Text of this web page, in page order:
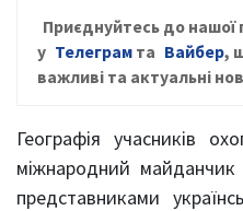
Приєднуйтесь до нашої
у Телеграм та Вайбер,
важливі та актуальні
Географія учасників
міжнародний
представниками